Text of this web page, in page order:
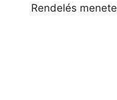
Rendelés menete